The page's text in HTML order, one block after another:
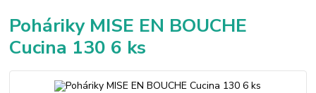
Poháriky MISE EN BOUCHE
Cucina 130 6 ks